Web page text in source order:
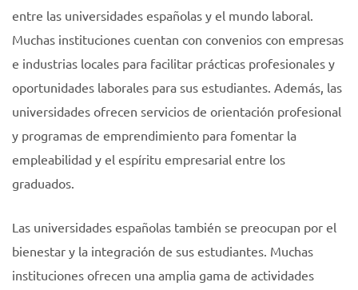
entre las universidades españolas y el mundo laboral.
Muchas instituciones cuentan con convenios con empresas
e industrias locales para facilitar prácticas profesionales y
oportunidades laborales para sus estudiantes. Además, las
universidades ofrecen servicios de orientación profesional
y programas de emprendimiento para fomentar la
empleabilidad y el espíritu empresarial entre los
graduados.
Las universidades españolas también se preocupan por el
bienestar y la integración de sus estudiantes. Muchas
instituciones ofrecen una amplia gama de actividades